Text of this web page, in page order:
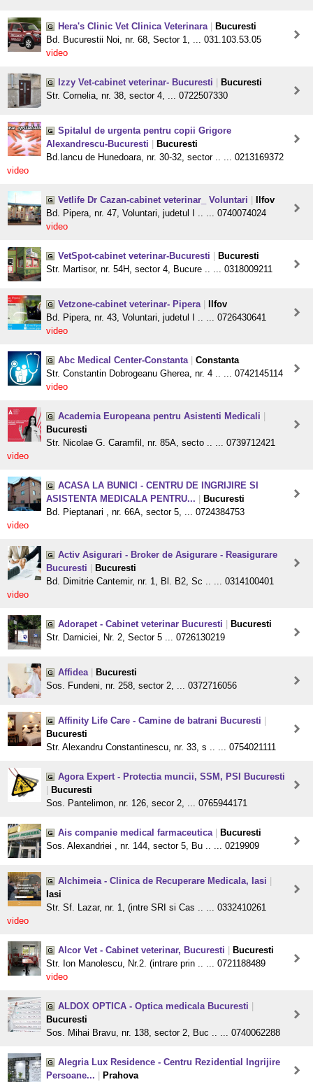
Hera's Clinic Vet Clinica Veterinara
Bucuresti
Bd. Bucurestii Noi, nr. 68, Sector 1, ... 031.103.53.05
video
Izzy Vet-cabinet veterinar- Bucuresti
Bucuresti
Str. Cornelia, nr. 38, sector 4, ... 0722507330
Spitalul de urgenta pentru copii Grigore
Alexandrescu-Bucuresti
Bucuresti
Bd.Iancu de Hunedoara, nr. 30-32, sector .. ... 0213169372
video
Vetlife Dr Cazan-cabinet veterinar_ Voluntari
Ilfov
Bd. Pipera, nr. 47, Voluntari, judetul I .. ... 0740074024
video
VetSpot-cabinet veterinar-Bucuresti
Bucuresti
Str. Martisor, nr. 54H, sector 4, Bucure .. ... 0318009211
Vetzone-cabinet veterinar- Pipera
Ilfov
Bd. Pipera, nr. 43, Voluntari, judetul I .. ... 0726430641
video
Abc Medical Center-Constanta
Constanta
Str. Constantin Dobrogeanu Gherea, nr. 4 .. ... 0742145114
video
Academia Europeana pentru Asistenti Medicali
Bucuresti
Str. Nicolae G. Caramfil, nr. 85A, secto .. ... 0739712421
video
ACASA LA BUNICI - CENTRU DE INGRIJIRE SI
ASISTENTA MEDICALA PENTRU...
Bucuresti
Bd. Pieptanari , nr. 66A, sector 5, ... 0724384753
video
Activ Asigurari - Broker de Asigurare - Reasigurare
Bucuresti
Bucuresti
Bd. Dimitrie Cantemir, nr. 1, Bl. B2, Sc .. ... 0314100401
video
Adorapet - Cabinet veterinar Bucuresti
Bucuresti
Str. Darniciei, Nr. 2, Sector 5 ... 0726130219
Affidea
Bucuresti
Sos. Fundeni, nr. 258, sector 2, ... 0372716056
Affinity Life Care - Camine de batrani Bucuresti
Bucuresti
Str. Alexandru Constantinescu, nr. 33, s .. ... 0754021111
Agora Expert - Protectia muncii, SSM, PSI Bucuresti
Bucuresti
Sos. Pantelimon, nr. 126, secor 2, ... 0765944171
Ais companie medical farmaceutica
Bucuresti
Sos. Alexandriei , nr. 144, sector 5, Bu .. ... 0219909
Alchimeia - Clinica de Recuperare Medicala, Iasi
Iasi
Str. Sf. Lazar, nr. 1, (intre SRI si Cas .. ... 0332410261
video
Alcor Vet - Cabinet veterinar, Bucuresti
Bucuresti
Str. Ion Manolescu, Nr.2. (intrare prin .. ... 0721188489
video
ALDOX OPTICA - Optica medicala Bucuresti
Bucuresti
Sos. Mihai Bravu, nr. 138, sector 2, Buc .. ... 0740062288
Alegria Lux Residence - Centru Rezidential Ingrijire
Persoane...
Prahova